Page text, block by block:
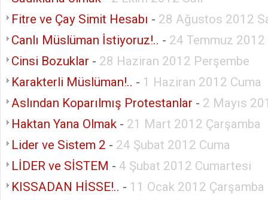
Fitre ve Çay Simit Hesabı - 28 Ağustos 2012
Canlı Müslüman İstiyoruz!.. - 24 Temmuz 2012
Cinsi Bozuklar - 28 Haziran 2012 Perşembe
Karakterli Müslüman!.. - 1 Haziran 2012 Cuma
Aslından Koparılmış Protestanlar - 2 Mayıs
Haktan Yana Olmak - 21 Mart 2012 Çarşamba
Lider ve Sistem 2 - 24 Şubat 2012 Cuma
LİDER ve SİSTEM - 4 Şubat 2012 Cumartesi
KISSADAN HİSSE!.. - 11 Ocak 2012 Çarşamba